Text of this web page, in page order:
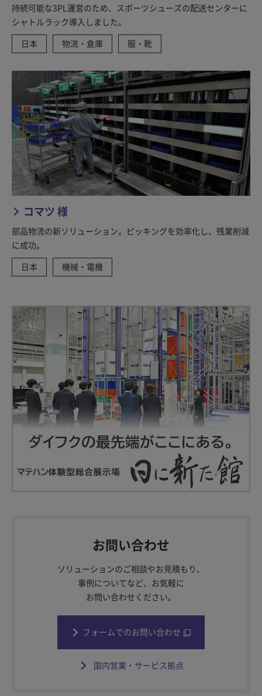
持続可能な3PL運営のため、スポーツシューズの配送センターに
シャトルラック導入しました。
日本
物流・倉庫 服・靴
コマツ 様
部品物流の新ソリューション。ピッキングを効率化し、残業削減
に成功。
日本
機械・電機
お問い合わせ
ソリューションのご相談やお見積もり、
事例についてなど、お気軽に
お問い合わせください。
フォームでのお問い合わせ
国内営業・サービス拠点